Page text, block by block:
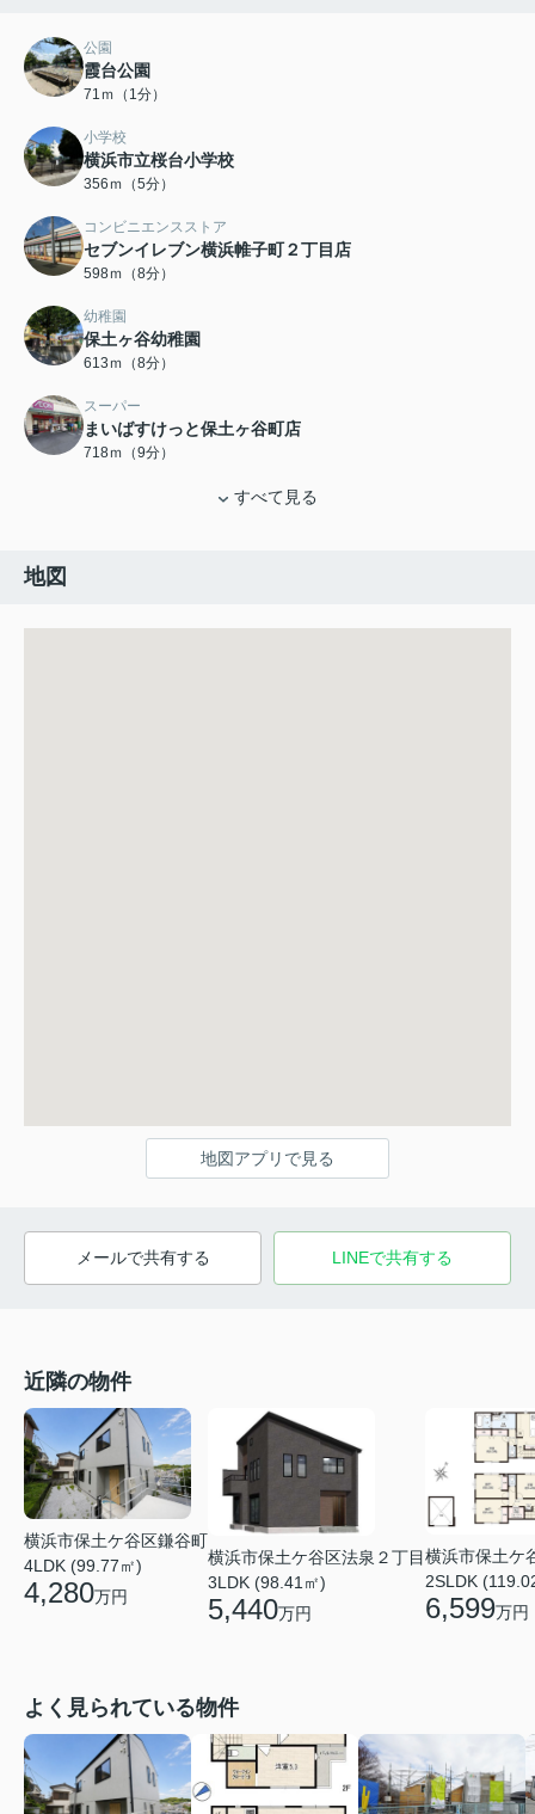
公園
霞台公園
71ｍ（1分）
小学校
横浜市立桜台小学校
356ｍ（5分）
コンビニエンスストア
セブンイレブン横浜帷子町２丁目店
598ｍ（8分）
幼稚園
保土ヶ谷幼稚園
613ｍ（8分）
スーパー
まいばすけっと保土ヶ谷町店
718ｍ（9分）
すべて見る
地図
地図アプリで見る
メールで共有する LINEで共有する
近隣の物件
横浜市保土ケ谷区鎌谷町
4LDK (99.77㎡)
4,280万円
横浜市保土ケ谷区法泉２丁目
3LDK (98.41㎡)
5,440万円
横浜市保土ケ
2SLDK
6,599万円
よく見られている物件